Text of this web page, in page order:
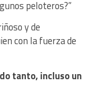
peloteros?”
y de
con la fuerza de
tanto, incluso un